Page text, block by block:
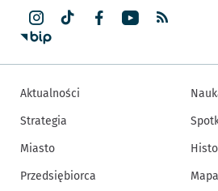
Aktualności
Strategia
Miasto
Przedsiębiorca